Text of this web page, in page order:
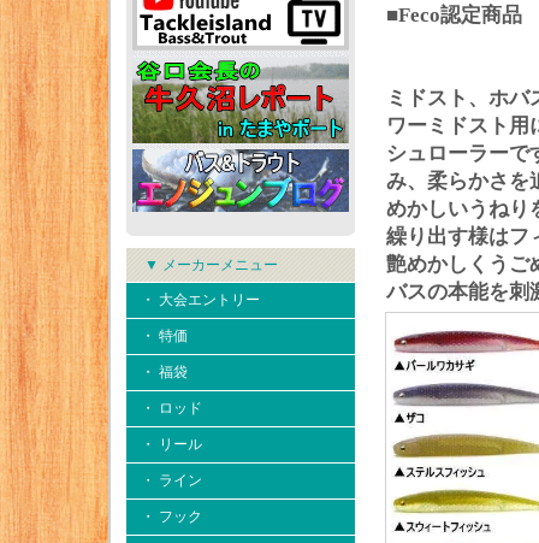
▼ メーカーメニュー
・ 大会エントリー
・ 特価
・ 福袋
・ ロッド
・ リール
・ ライン
・ フック
■Feco認定商品
ミドスト、ホ
ワーミドスト用
シュローラーで
み、柔らかさを
めかしいうねり
繰り出す様はフ
艶めかしくうご
バスの本能を刺